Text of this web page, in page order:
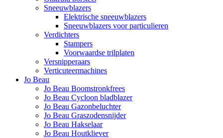
Sneeuwblazers
Elektrische sneeuwblazers
Sneeuwblazers voor particulieren
Verdichters
Stampers
Voorwaardse trilplaten
Versnipperaars
Verticuteermachines
Jo Beau
Jo Beau Boomstronkfrees
Jo Beau Cycloon bladblazer
Jo Beau Gazonbeluchter
Jo Beau Graszodensnijder
Jo Beau Hakselaar
Jo Beau Houtkliever